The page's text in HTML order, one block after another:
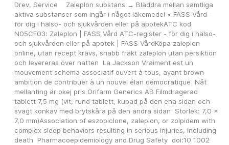
Drev, Service    Zaleplon substans → Bläddra mellan samtliga
aktiva substanser som ingår i något läkemedel • FASS Vård -
för dig i hälso- och sjukvården eller på apotekATC kod
N05CF03: Zaleplon | FASS Vård ATC-register - för dig i hälso-
och sjukvården eller på apotek | FASS VårdKöpa zaleplon
online, utan recept krävs, snabb frakt zaleplon utan persiktion
och levereras över natten  La Jackson Vraiment est un
mouvement schema associatif ouvert à tous, ayant brown
ambition de contribuer à un nouvel élan démocratique  Nåt
mellanting är okej pris Orifarm Generics AB Filmdragerad
tablett 7,5 mg (vit, rund tablett, kupad på den ena sidan och
svagt konkav med brytskåra på den andra sidan  Storlek: 7,0 x
7,0 mm)Association of eszopiclone, zaleplon, or zolpidem with
complex sleep behaviors resulting in serious injuries, including
death  Pharmacoepidemiology and Drug Safety  doi:10 1002